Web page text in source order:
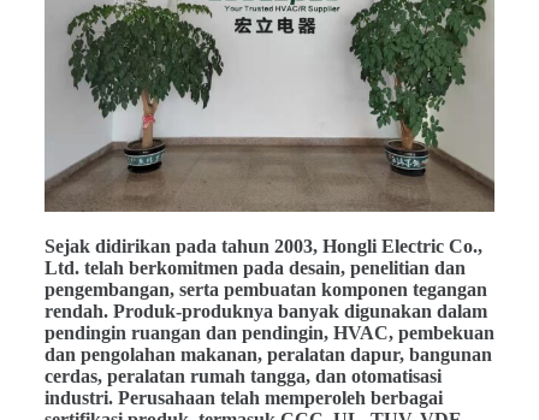
Sejak didirikan pada tahun 2003, Hongli Electric Co.,
Ltd. telah berkomitmen pada desain, penelitian dan
pengembangan, serta pembuatan komponen tegangan
rendah. Produk-produknya banyak digunakan dalam
pendingin ruangan dan pendingin, HVAC, pembekuan
dan pengolahan makanan, peralatan dapur, bangunan
cerdas, peralatan rumah tangga, dan otomatisasi
industri. Perusahaan telah memperoleh berbagai